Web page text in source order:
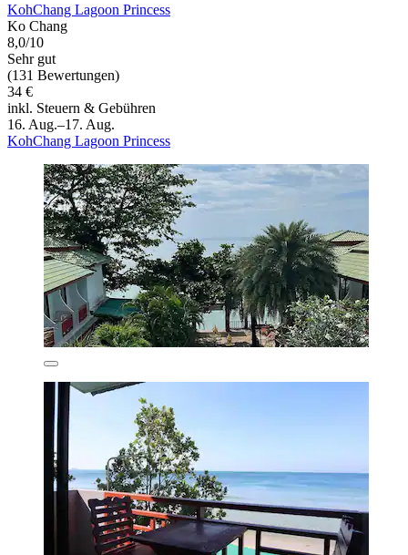
KohChang Lagoon Princess
Ko Chang
8,0/10
Sehr gut
(131 Bewertungen)
34 €
inkl. Steuern & Gebühren
16. Aug.–17. Aug.
KohChang Lagoon Princess